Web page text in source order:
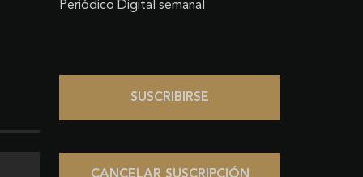
Periódico Digital semanal
SUSCRIBIRSE